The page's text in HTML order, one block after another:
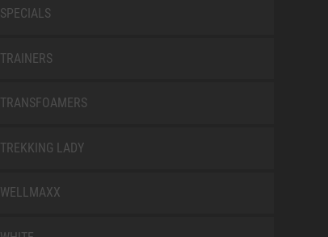
SPECIALS
TRAINERS
TRANSFOAMERS
TREKKING LADY
WELLMAXX